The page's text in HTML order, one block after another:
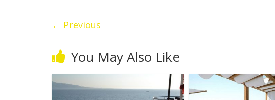
← Previous
You May Also Like